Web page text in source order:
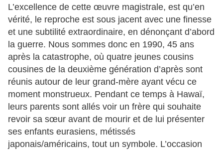
L’excellence de cette œuvre magistrale, est qu’en
vérité, le reproche est sous jacent avec une finesse
et une subtilité extraordinaire, en dénonçant d’abord
la guerre. Nous sommes donc en 1990, 45 ans
après la catastrophe, où quatre jeunes cousins
cousines de la deuxième génération d’après sont
réunis autour de leur grand-mère ayant vécu ce
moment monstrueux. Pendant ce temps à Hawaï,
leurs parents sont allés voir un frère qui souhaite
revoir sa sœur avant de mourir et de lui présenter
ses enfants eurasiens, métissés
japonais/américains, tout un symbole. L’occasion